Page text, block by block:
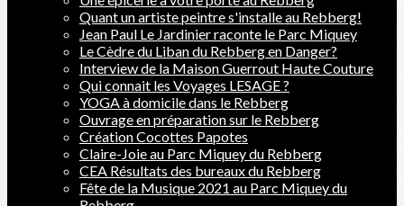
Quant un artiste peintre s'installe au Rebberg!
Jean Paul Le Jardinier raconte le Parc Miquey
Le Cèdre du Liban du Rebberg en Danger?
Interview de la Maison Guerrout Haute Couture
Qui connait les Voyages LESAGE ?
YOGA à domicile dans le Rebberg
Ouvrage en préparation sur le Rebberg
Création Cocottes Papotes
Claire-Joie au Parc Miquey du Rebberg
CEA Résultats des bureaux du Rebberg
Fête de la Musique 2021 au Parc Miquey du